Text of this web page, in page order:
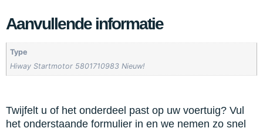
Aanvullende informatie
Type
Hiway Startmotor 5801710983 Nieuw!
Twijfelt u of het onderdeel past op uw voertuig? Vul
het onderstaande formulier in en we nemen zo snel